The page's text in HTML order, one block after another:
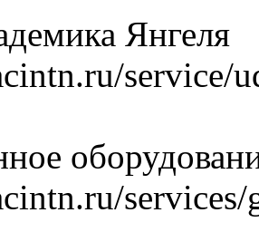
Янгеля
service/